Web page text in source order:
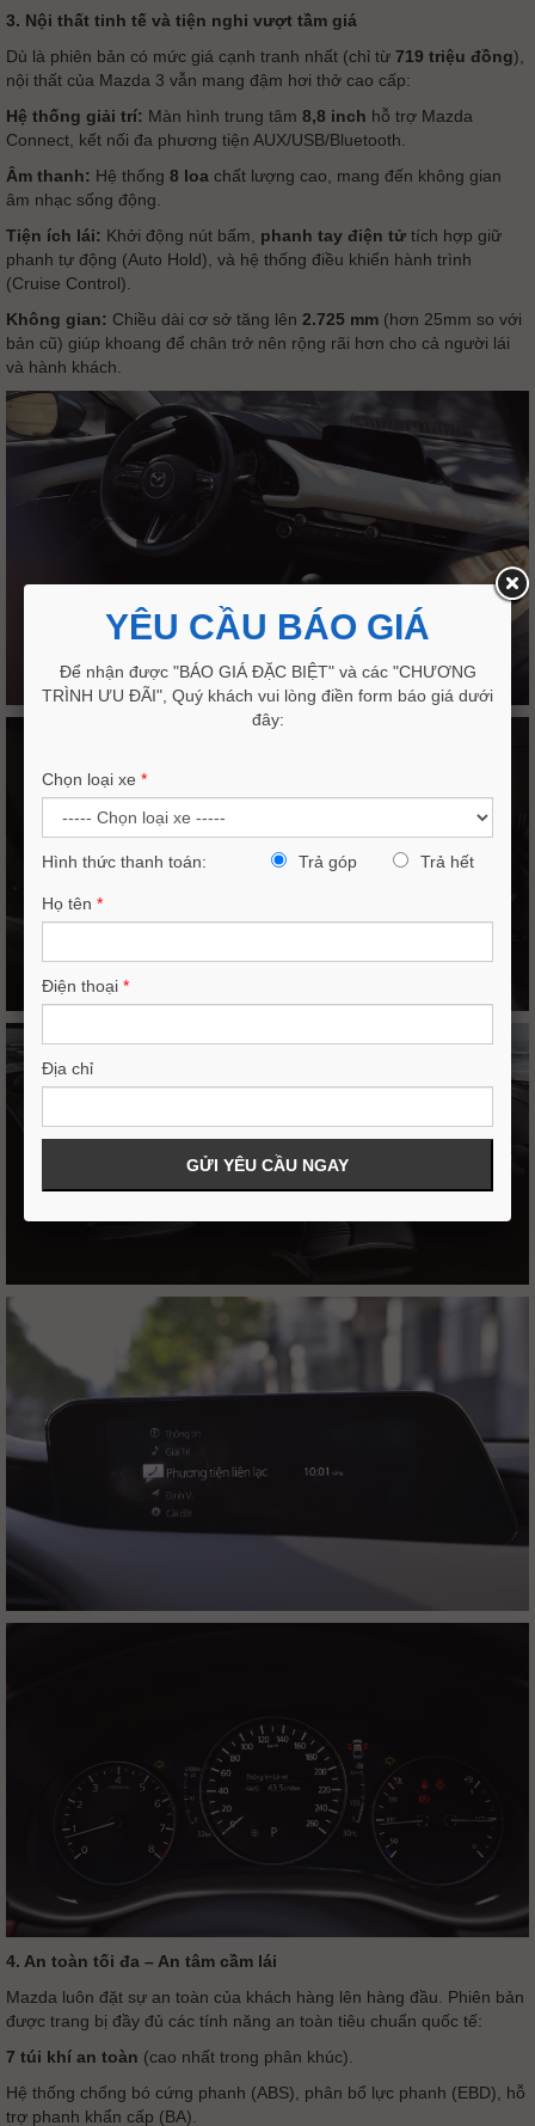
3. Nội thất tinh tế và tiện nghi vượt tầm giá
Dù là phiên bản có mức giá cạnh tranh nhất (chỉ từ 719 triệu đồng),
nội thất của Mazda 3 vẫn mang đậm hơi thở cao cấp:
Hệ thống giải trí: Màn hình trung tâm 8,8 inch hỗ trợ Mazda
Connect, kết nối đa phương tiện AUX/USB/Bluetooth.
Âm thanh: Hệ thống 8 loa chất lượng cao, mang đến không gian
âm nhạc sống động.
Tiện ích lái: Khởi động nút bấm, phanh tay điện tử tích hợp giữ
phanh tự động (Auto Hold), và hệ thống điều khiển hành trình
(Cruise Control).
Không gian: Chiều dài cơ sở tăng lên 2.725 mm (hơn 25mm so với
bản cũ) giúp khoang để chân trở nên rộng rãi hơn cho cả người lái
và hành khách.
4. An toàn tối đa – An tâm cầm lái
Mazda luôn đặt sự an toàn của khách hàng lên hàng đầu. Phiên bản
được trang bị đầy đủ các tính năng an toàn tiêu chuẩn quốc tế:
7 túi khí an toàn (cao nhất trong phân khúc).
Hệ thống chống bó cứng phanh (ABS), phân bổ lực phanh (EBD), hỗ
trợ phanh khẩn cấp (BA).
YÊU CẦU BÁO GIÁ
Để nhận được "BÁO GIÁ ĐẶC BIỆT" và các "CHƯƠNG
TRÌNH ƯU ĐÃI", Quý khách vui lòng điền form báo giá dưới
đây:
Chọn loại xe *
Hình thức thanh toán: Trả góp Trả hết
Họ tên *
Điện thoại *
Địa chỉ